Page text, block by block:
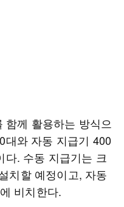
함께 활용하는 방식으
대와 자동 지급기 400
다. 수동 지급기는 크
치할 예정이고, 자동
비치한다.